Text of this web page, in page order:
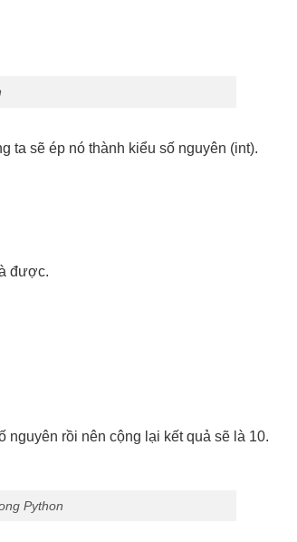
ta sẽ ép nó thành kiểu số nguyên (int).
được.
nguyên rồi nên cộng lại kết quả sẽ là 10.
Python